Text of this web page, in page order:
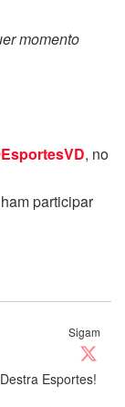
momento
, no
participar
Sigam
Esportes!